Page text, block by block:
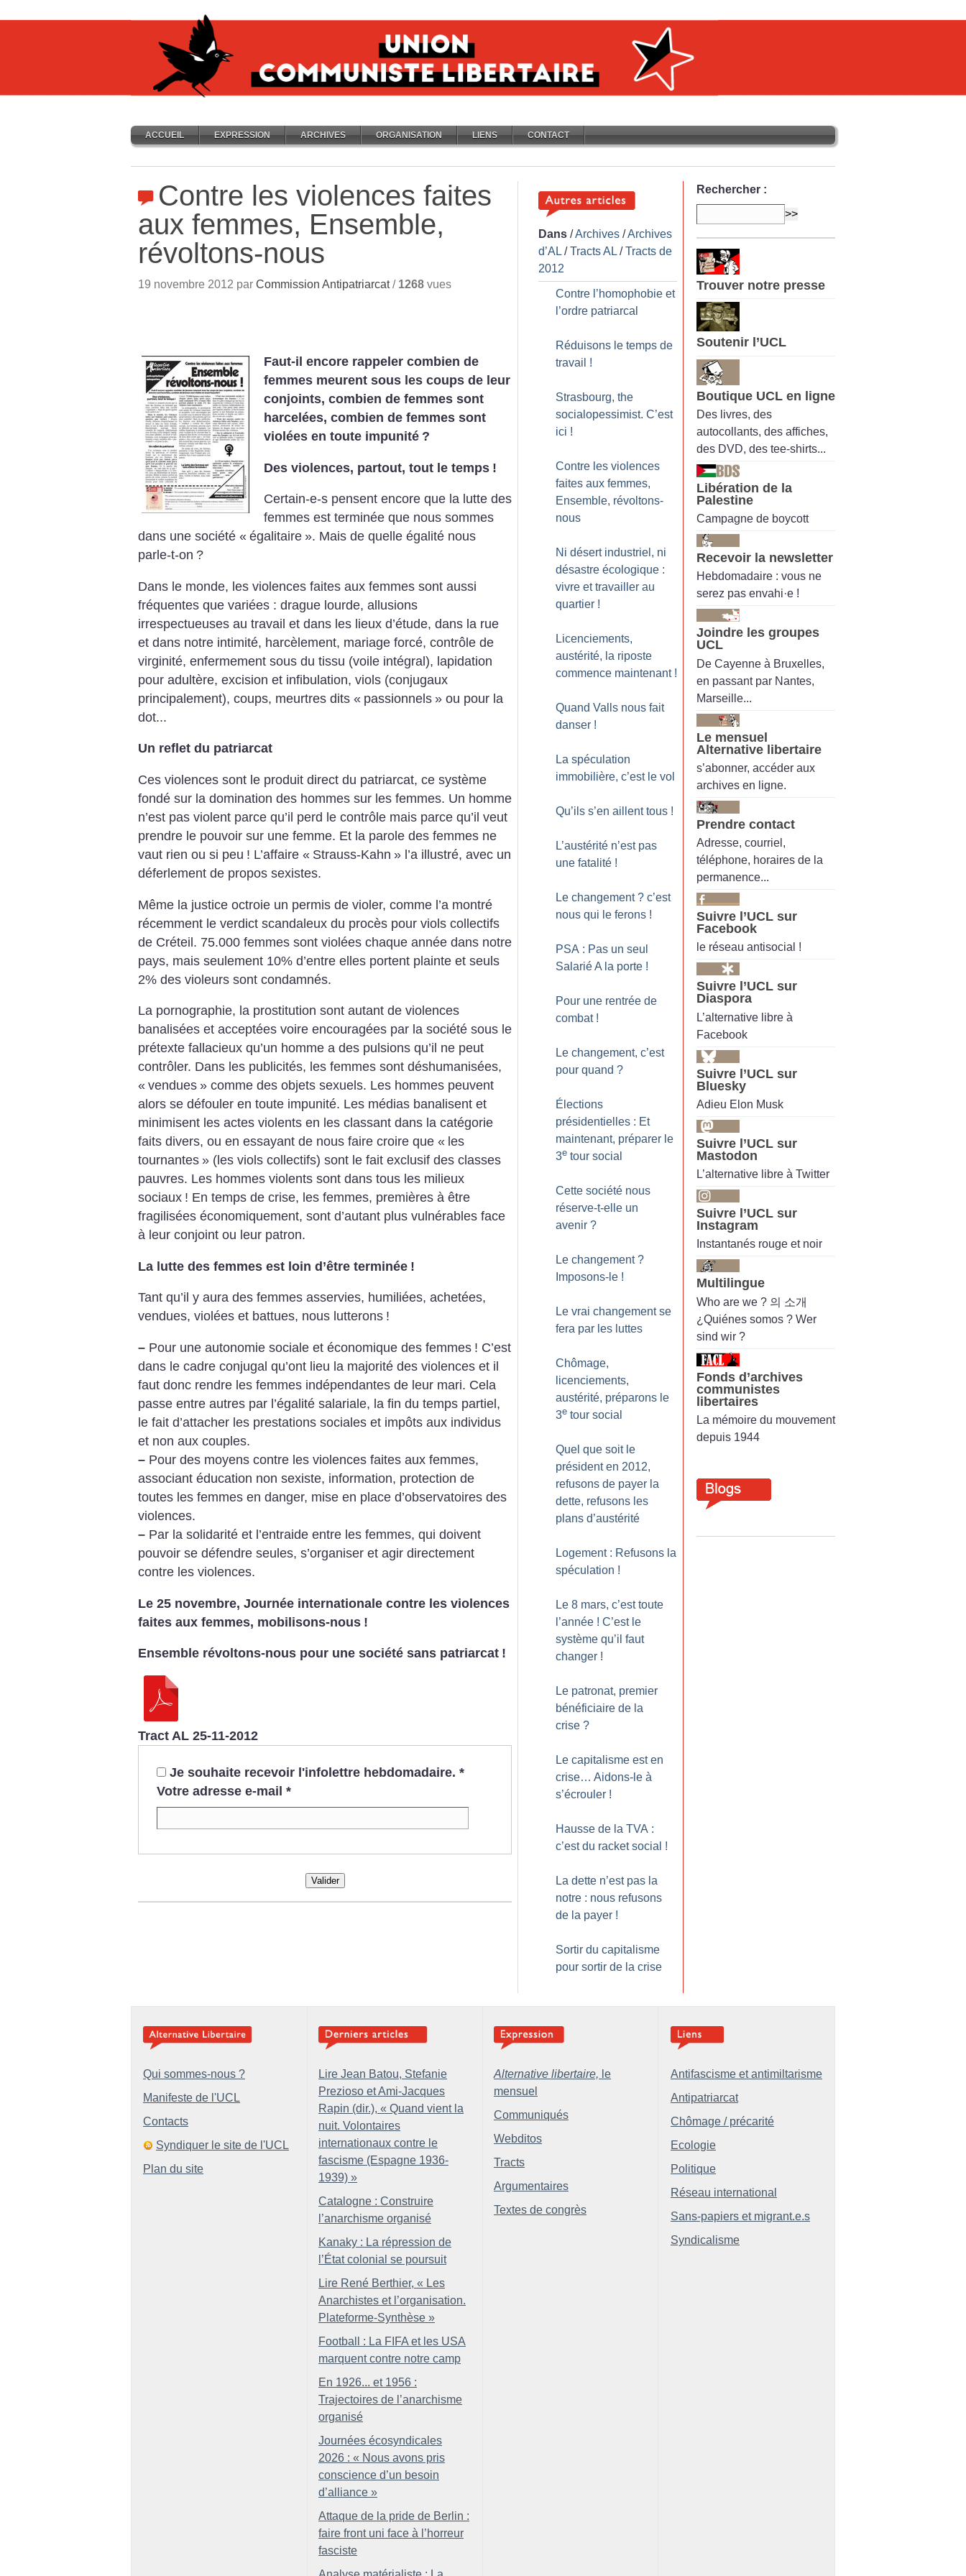
ACCUEIL EXPRESSION ARCHIVES ORGANISATION LIENS CONTACT
Contre les violences faites
aux femmes, Ensemble,
révoltons-nous
19 novembre 2012 par Commission Antipatriarcat/ 1268 vues
Faut-il encore rappeler combien de
femmes meurent sous les coups de leur
conjoints, combien de femmes sont
harcelées, combien de femmes sont
violées en toute impunité ?
Des violences, partout, tout le temps !
Certain-e-s pensent encore que la lutte des
femmes est terminée que nous sommes
dans une société « égalitaire ». Mais de quelle égalité nous
parle-t-on ?
Dans le monde, les violences faites aux femmes sont aussi
fréquentes que variées : drague lourde, allusions
irrespectueuses au travail et dans les lieux d’étude, dans la rue
et dans notre intimité, harcèlement, mariage forcé, contrôle de
virginité, enfermement sous du tissu (voile intégral), lapidation
pour adultère, excision et infibulation, viols (conjugaux
principalement), coups, meurtres dits « passionnels » ou pour la
dot...
Un reflet du patriarcat
Ces violences sont le produit direct du patriarcat, ce système
fondé sur la domination des hommes sur les femmes. Un homme
n’est pas violent parce qu’il perd le contrôle mais parce qu’il veut
prendre le pouvoir sur une femme. Et la parole des femmes ne
vaut rien ou si peu ! L’affaire « Strauss-Kahn » l’a illustré, avec un
déferlement de propos sexistes.
Même la justice octroie un permis de violer, comme l’a montré
récemment le verdict scandaleux du procès pour viols collectifs
de Créteil. 75.000 femmes sont violées chaque année dans notre
pays, mais seulement 10% d’entre elles portent plainte et seuls
2% des violeurs sont condamnés.
La pornographie, la prostitution sont autant de violences
banalisées et acceptées voire encouragées par la société sous le
prétexte fallacieux qu’un homme a des pulsions qu’il ne peut
contrôler. Dans les publicités, les femmes sont déshumanisées,
« vendues » comme des objets sexuels. Les hommes peuvent
alors se défouler en toute impunité. Les médias banalisent et
minimisent les actes violents en les classant dans la catégorie
faits divers, ou en essayant de nous faire croire que « les
tournantes » (les viols collectifs) sont le fait exclusif des classes
pauvres. Les hommes violents sont dans tous les milieux
sociaux ! En temps de crise, les femmes, premières à être
fragilisées économiquement, sont d’autant plus vulnérables face
à leur conjoint ou leur patron.
La lutte des femmes est loin d’être terminée !
Tant qu’il y aura des femmes asservies, humiliées, achetées,
vendues, violées et battues, nous lutterons !
– Pour une autonomie sociale et économique des femmes ! C’est
dans le cadre conjugal qu’ont lieu la majorité des violences et il
faut donc rendre les femmes indépendantes de leur mari. Cela
passe entre autres par l’égalité salariale, la fin du temps partiel,
le fait d’attacher les prestations sociales et impôts aux individus
et non aux couples.
– Pour des moyens contre les violences faites aux femmes,
associant éducation non sexiste, information, protection de
toutes les femmes en danger, mise en place d’observatoires des
violences.
– Par la solidarité et l’entraide entre les femmes, qui doivent
pouvoir se défendre seules, s’organiser et agir directement
contre les violences.
Le 25 novembre, Journée internationale contre les violences
faites aux femmes, mobilisons-nous !
Ensemble révoltons-nous pour une société sans patriarcat !
Tract AL 25-11-2012
Je souhaite recevoir l'infolettre hebdomadaire. *
Votre adresse e-mail *
Valider
Dans /Archives /Archives
d’AL /Tracts AL /Tracts de
2012
Contre l’homophobie et
l’ordre patriarcal
Réduisons le temps de
travail !
Strasbourg, the
socialopessimist. C’est
ici !
Contre les violences
faites aux femmes,
Ensemble, révoltons-
nous
Ni désert industriel, ni
désastre écologique :
vivre et travailler au
quartier !
Licenciements,
austérité, la riposte
commence maintenant !
Quand Valls nous fait
danser !
La spéculation
immobilière, c’est le vol
Qu’ils s’en aillent tous !
L’austérité n’est pas
une fatalité !
Le changement ? c’est
nous qui le ferons !
PSA : Pas un seul
Salarié A la porte !
Pour une rentrée de
combat !
Le changement, c’est
pour quand ?
Élections
présidentielles : Et
maintenant, préparer le
3e tour social
Cette société nous
réserve-t-elle un
avenir ?
Le changement ?
Imposons-le !
Le vrai changement se
fera par les luttes
Chômage,
licenciements,
austérité, préparons le
3e tour social
Quel que soit le
président en 2012,
refusons de payer la
dette, refusons les
plans d’austérité
Logement : Refusons la
spéculation !
Le 8 mars, c’est toute
l’année ! C’est le
système qu’il faut
changer !
Le patronat, premier
bénéficiaire de la
crise ?
Le capitalisme est en
crise… Aidons-le à
s’écrouler !
Hausse de la TVA :
c’est du racket social !
La dette n’est pas la
notre : nous refusons
de la payer !
Sortir du capitalisme
pour sortir de la crise
Rechercher :
Trouver notre presse
Soutenir l’UCL
Boutique UCL en ligne
Des livres, des
autocollants, des affiches,
des DVD, des tee-shirts...
Libération de la
Palestine
Campagne de boycott
Recevoir la newsletter
Hebdomadaire : vous ne
serez pas envahi·e !
Joindre les groupes
UCL
De Cayenne à Bruxelles,
en passant par Nantes,
Marseille...
Le mensuel
Alternative libertaire
s’abonner, accéder aux
archives en ligne.
Prendre contact
Adresse, courriel,
téléphone, horaires de la
permanence...
Suivre l’UCL sur
Facebook
le réseau antisocial !
Suivre l’UCL sur
Diaspora
L’alternative libre à
Facebook
Suivre l’UCL sur
Bluesky
Adieu Elon Musk
Suivre l’UCL sur
Mastodon
L’alternative libre à Twitter
Suivre l’UCL sur
Instagram
Instantanés rouge et noir
Multilingue
Who are we ? 의 소개
¿Quiénes somos ? Wer
sind wir ?
Fonds d’archives
communistes
libertaires
La mémoire du mouvement
depuis 1944
Qui sommes-nous ?
Manifeste de l'UCL
Contacts
Syndiquer le site de l'UCL
Plan du site
Lire Jean Batou, Stefanie
Prezioso et Ami-Jacques
Rapin (dir.), « Quand vient la
nuit. Volontaires
internationaux contre le
fascisme (Espagne 1936-
1939) »
Catalogne : Construire
l’anarchisme organisé
Kanaky : La répression de
l’État colonial se poursuit
Lire René Berthier, « Les
Anarchistes et l’organisation.
Plateforme-Synthèse »
Football : La FIFA et les USA
marquent contre notre camp
En 1926... et 1956 :
Trajectoires de l’anarchisme
organisé
Journées écosyndicales
2026 : « Nous avons pris
conscience d’un besoin
d’alliance »
Attaque de la pride de Berlin :
faire front uni face à l’horreur
fasciste
Alternative libertaire, le
mensuel
Communiqués
Webditos
Tracts
Argumentaires
Textes de congrès
Antifascisme et antimiltarisme
Antipatriarcat
Chômage / précarité
Ecologie
Politique
Réseau international
Sans-papiers et migrant.e.s
Syndicalisme